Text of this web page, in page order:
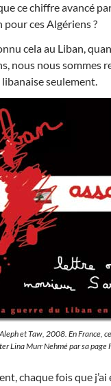
ce chiffre avancé
pour ces Algériens ?
cela au Liban,
nous nous sommes
seulement.
Aleph et Taw, 2008. En France,
Lina Murr Nehmé par sa page
chaque fois que j’ai